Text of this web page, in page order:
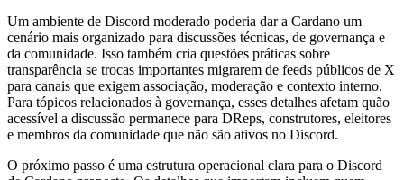
Um ambiente de Discord moderado poderia dar a Cardano um
cenário mais organizado para discussões técnicas, de governança e
da comunidade. Isso também cria questões práticas sobre
transparência se trocas importantes migrarem de feeds públicos de X
para canais que exigem associação, moderação e contexto interno.
Para tópicos relacionados à governança, esses detalhes afetam quão
acessível a discussão permanece para DReps, construtores, eleitores
e membros da comunidade que não são ativos no Discord.
O próximo passo é uma estrutura operacional clara para o Discord